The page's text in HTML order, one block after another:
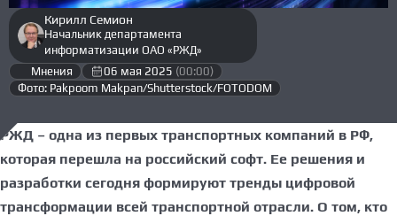
Кирилл Семион
Начальник департамента
информатизации ОАО «РЖД»
Мнения
06 мая 2025 (00:00)
Фото: Pakpoom Makpan/Shutterstock/FOTODOM
РЖД – одна из первых транспортных компаний в РФ,
которая перешла на российский софт. Ее решения и
разработки сегодня формируют тренды цифровой
трансформации всей транспортной отрасли. О том, кто